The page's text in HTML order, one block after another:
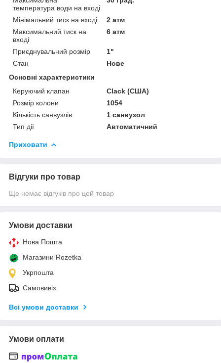
температура води на вході
Мінімальний тиск на вході
2 атм
Максимальний тиск на
вході
6 атм
Приєднувальний розмір
1"
Стан
Нове
Основні характеристики
Керуючий клапан
Clack (США)
Розмір колони
1054
Кількість санвузлів
1 санвузол
Тип дії
Автоматичний
Приховати
Відгуки про товар
Ще немає відгуків про цей товар
Умови доставки
Нова Пошта
Магазини Rozetka
Укрпошта
Самовивіз
Всі умови доставки
Умови оплати